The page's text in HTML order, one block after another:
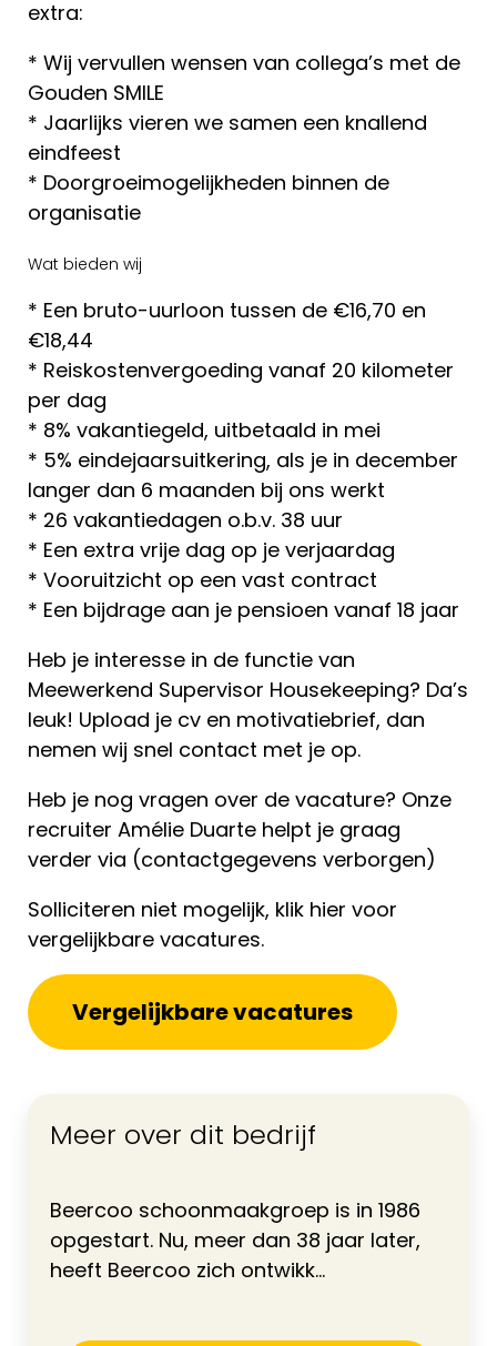
extra:
* Wij vervullen wensen van collega’s met de
Gouden SMILE
* Jaarlijks vieren we samen een knallend
eindfeest
* Doorgroeimogelijkheden binnen de
organisatie
Wat bieden wij
* Een bruto-uurloon tussen de €16,70 en
€18,44
* Reiskostenvergoeding vanaf 20 kilometer
per dag
* 8% vakantiegeld, uitbetaald in mei
* 5% eindejaarsuitkering, als je in december
langer dan 6 maanden bij ons werkt
* 26 vakantiedagen o.b.v. 38 uur
* Een extra vrije dag op je verjaardag
* Vooruitzicht op een vast contract
* Een bijdrage aan je pensioen vanaf 18 jaar
Heb je interesse in de functie van
Meewerkend Supervisor Housekeeping? Da’s
leuk! Upload je cv en motivatiebrief, dan
nemen wij snel contact met je op.
Heb je nog vragen over de vacature? Onze
recruiter Amélie Duarte helpt je graag
verder via (contactgegevens verborgen)
Solliciteren niet mogelijk, klik hier voor
vergelijkbare vacatures.
Vergelijkbare vacatures
Meer over dit bedrijf
Beercoo schoonmaakgroep is in 1986
opgestart. Nu, meer dan 38 jaar later,
heeft Beercoo zich ontwikk...